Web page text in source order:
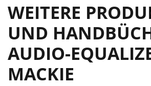
WEITERE
UND
AUDIO-
MACKIE